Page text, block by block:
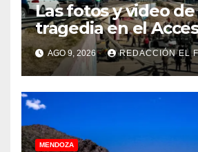
Las fotos y video de
tragedia en el
donde murió un
familia
AGO 9, 2026 REDACCIÓN EL
MENDOZA